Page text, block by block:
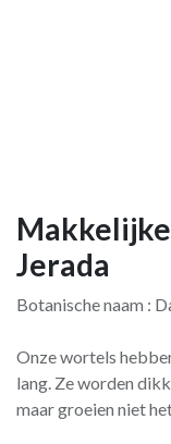
Jerada
Botanische naam :
Onze wortels
lang. Ze worden
maar groeien niet